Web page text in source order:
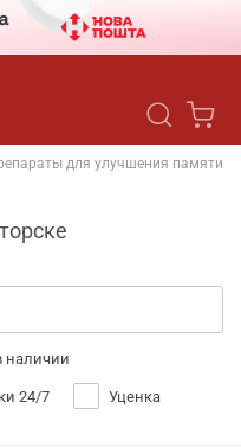
для улучшения памяти
наличии
24/7 Уценка